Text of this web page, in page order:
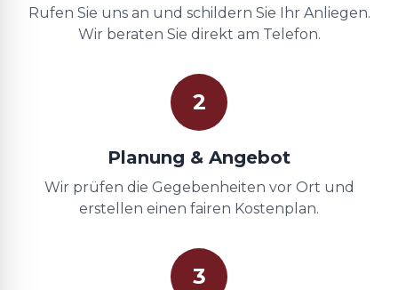
Rufen Sie uns an und schildern Sie Ihr Anliegen.
Wir beraten Sie direkt am Telefon.
2
Planung & Angebot
Wir prüfen die Gegebenheiten vor Ort und
erstellen einen fairen Kostenplan.
3